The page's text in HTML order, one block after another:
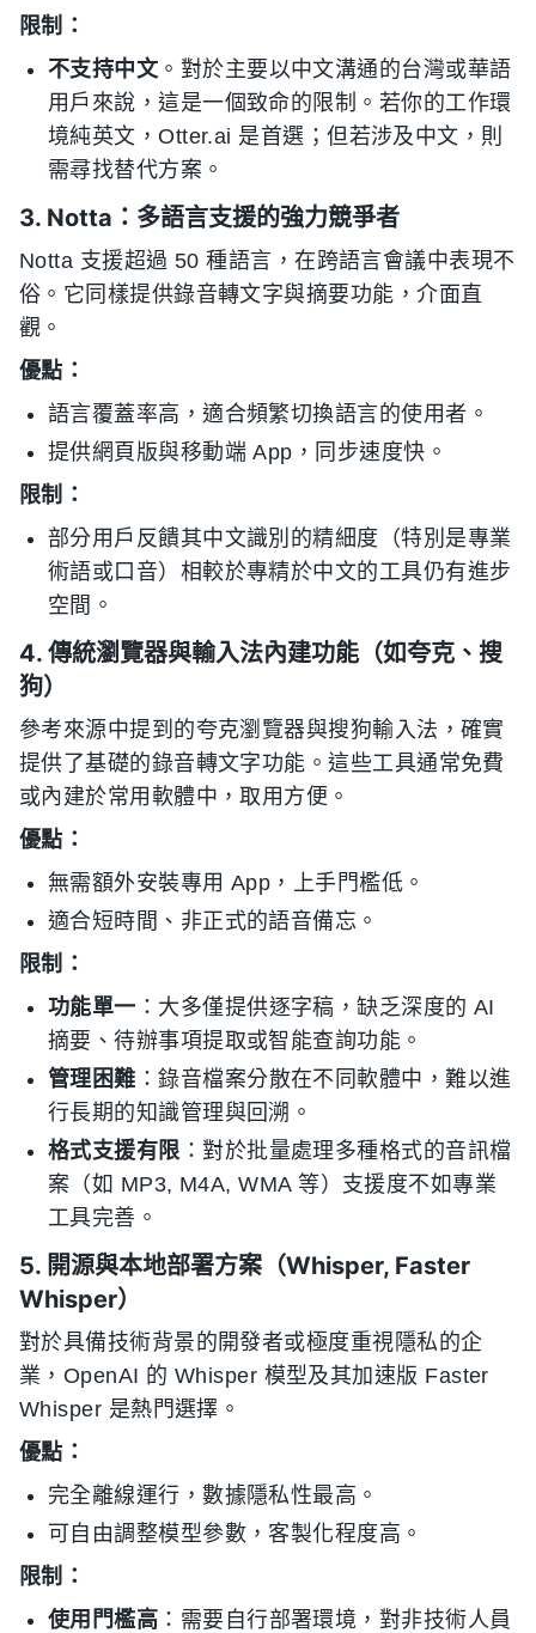
限制：
不支持中文 。對於主要以中文溝通的台灣或華語
用戶來說，這是一個致命的限制。若你的工作環
境純英文，Otter.ai 是首選；但若涉及中文，則
需尋找替代方案。
3. Notta：多語言支援的強力競爭者
Notta 支援超過 50 種語言，在跨語言會議中表現不
俗。它同樣提供錄音轉文字與摘要功能，介面直
觀。
優點：
語言覆蓋率高，適合頻繁切換語言的使用者。
提供網頁版與移動端 App，同步速度快。
限制：
部分用戶反饋其中文識別的精細度（特別是專業
術語或口音）相較於專精於中文的工具仍有進步
空間。
4. 傳統瀏覽器與輸入法內建功能（如夸克、搜
狗）
參考來源中提到的夸克瀏覽器與搜狗輸入法，確實
提供了基礎的錄音轉文字功能。這些工具通常免費
或內建於常用軟體中，取用方便。
優點：
無需額外安裝專用 App，上手門檻低。
適合短時間、非正式的語音備忘。
限制：
功能單一 ：大多僅提供逐字稿，缺乏深度的 AI
摘要、待辦事項提取或智能查詢功能。
管理困難 ：錄音檔案分散在不同軟體中，難以進
行長期的知識管理與回溯。
格式支援有限 ：對於批量處理多種格式的音訊檔
案（如 MP3, M4A, WMA 等）支援度不如專業
工具完善。
5. 開源與本地部署方案（Whisper, Faster
Whisper）
對於具備技術背景的開發者或極度重視隱私的企
業，OpenAI 的 Whisper 模型及其加速版 Faster
Whisper 是熱門選擇。
優點：
完全離線運行，數據隱私性最高。
可自由調整模型參數，客製化程度高。
限制：
使用門檻高 ：需要自行部署環境，對非技術人員